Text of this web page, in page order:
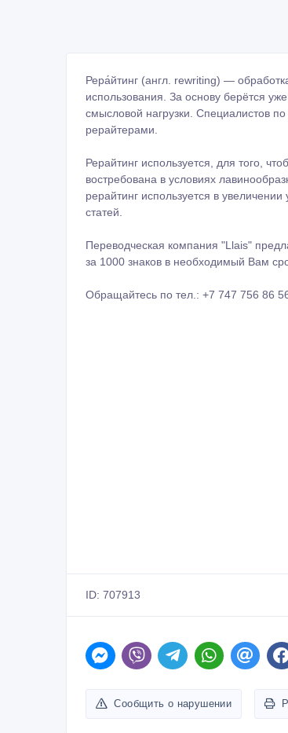
Рера́йтинг (англ. rewriting) —
использования. За основу берётся
смысловой нагрузки. Специалистов
рерайтерами.
Рерайтинг используется, для того,
востребована в условиях
рерайтинг используется в
статей.
Переводческая компания "Llais"
за 1000 знаков в необходимый Вам
Обращайтесь по тел.: +7 747 756 86
ID: 707913
Сообщить о нарушении